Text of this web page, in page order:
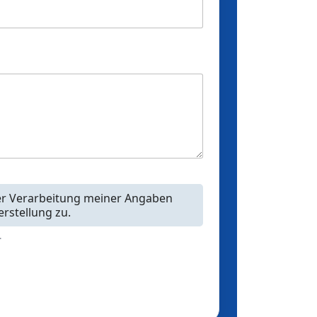
Verarbeitung meiner Angaben
zu.
.